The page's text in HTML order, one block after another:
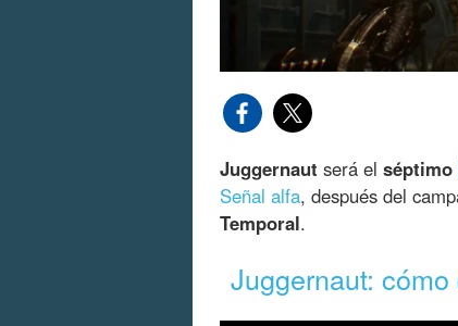
Juggernaut será el séptimo
Señal alfa, después del
Temporal.
Juggernaut: